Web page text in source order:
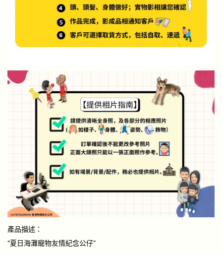
產品描述：
“夏日海灘寵物友情紀念公仔”